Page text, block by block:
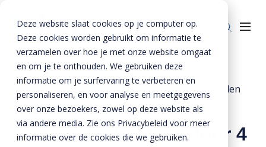
Deze website slaat cookies op je computer op.
Deze cookies worden gebruikt om informatie te
verzamelen over hoe je met onze website omgaat
en om je te onthouden. We gebruiken deze
informatie om je surfervaring te verbeteren en
personaliseren, en voor analyse en meetgegevens
over onze bezoekers, zowel op deze website als
via andere media. Zie ons Privacybeleid voor meer
informatie over de cookies die we gebruiken.
Producten
Enkelkerende keerwanden
Dubbelkerende keerwanden
Oplossingen
Infra & Openbare ruimte
BTE Groep
Home »Projecten »
Terreinafscheiding door 4 meter hoge keerwanden
helmond
Terreinafscheiding door 4